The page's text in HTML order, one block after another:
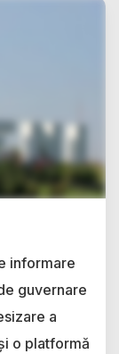
informare
guvernare
a
o platformă